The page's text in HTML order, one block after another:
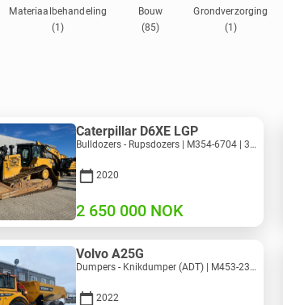
Materiaalbehandeling
(1)
Bouw
(85)
Grondverzorging
(1)
Caterpillar D6XE LGP
Bulldozers - Rupsdozers | M354-6704 | 35056
2020
2 650 000 NOK
Volvo A25G
Dumpers - Knikdumper (ADT) | M453-2338 | RGTR25122
2022